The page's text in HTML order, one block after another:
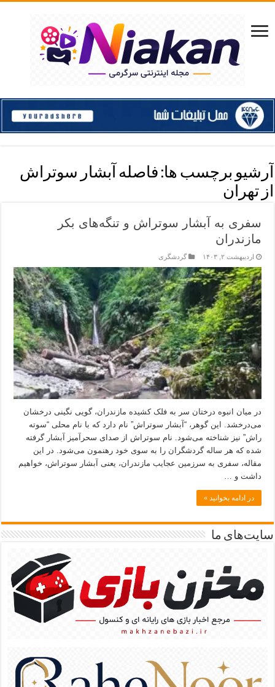
آرشیو برچسب ها: فاصله آبشار سوتراش
از تهران
سفری به آبشار سوتراش و تنگه‌های بکر
مازندران
اردیبهشت ۲, ۱۴۰۳ گردشگری
در میان انبوه درختان سر به فلک کشیده مازندران، گویی نگینی درخشان
می‌درخشد. این گوهر، “آبشار سوتراش” نام دارد که با نام محلی “سوته
راش” نیز شناخته می‌شود. نام سوتراش از صدای سحرآمیز آبشار گرفته
شده که هر ساله گردشگران را به سوی خود رهنمون می‌شود. در این
مقاله، سفری به سرزمین عجایب مازندران، یعنی آبشار سوتراش، خواهیم
داشت و …
در ادامه بخوانید »
سایت‌های ما